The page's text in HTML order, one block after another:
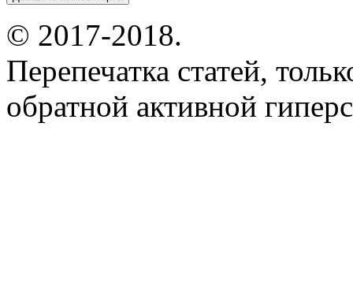
© 2017-2018.
Перепечатка статей,
обратной активной